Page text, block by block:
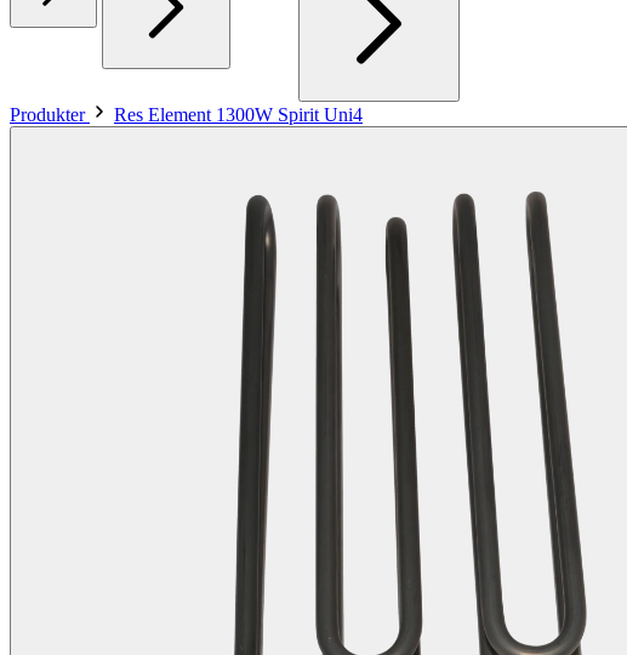
Produkter Res Element 1300W Spirit Uni4